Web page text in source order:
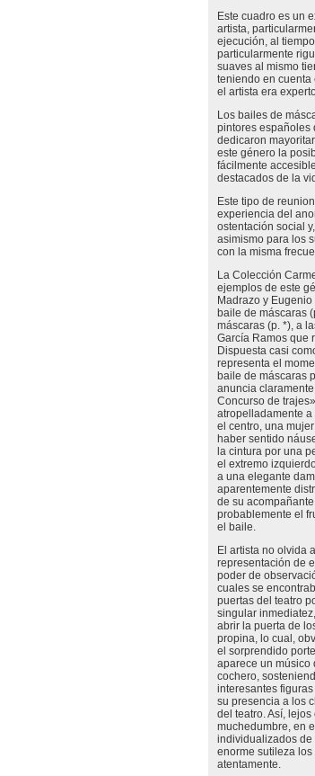
Este cuadro es un
artista,
ejecución, al
particularmente
suaves al mismo
teniendo en cuenta
el artista era
Los bailes de
pintores españoles
dedicaron
este género la
fácilmente
destacados de la
Este tipo de
experiencia del
ostentación social
asimismo para los
con la misma
La Colección
ejemplos de este
Madrazo y
baile de máscaras
máscaras (p. *), a
García Ramos que
Dispuesta casi
representa el
baile de máscaras
anuncia
Concurso de
atropelladamente
el centro, una
haber sentido
la cintura por una
el extremo
a una elegante
aparentemente
de su
probablemente el
el baile.
El artista no olvida
representación de
poder de
cuales se
puertas del teatro
singular
abrir la puerta de
propina, lo cual,
el sorprendido
aparece un músico
cochero,
interesantes
su presencia a los
del teatro. Así,
muchedumbre, en
individualizados de
enorme sutileza
atentamente.